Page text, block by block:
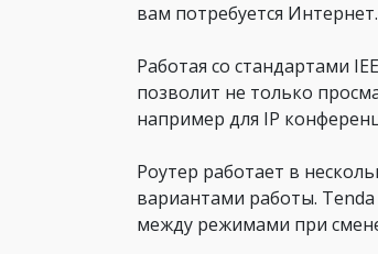
вам потребуется Интернет.
Работая со стандартами
позволит не только
например для IP
Роутер работает в
вариантами работы.
между режимами при